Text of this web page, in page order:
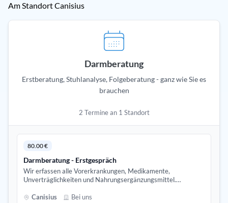
Am Standort Canisius
Darmberatung
Erstberatung, Stuhlanalyse, Folgeberatung - ganz wie Sie es
brauchen
2 Termine an 1 Standort
80.00 €
Darmberatung - Erstgespräch
Wir erfassen alle Vorerkrankungen, Medikamente,
Unverträglichkeiten und Nahrungsergänzungsmittel.
Vorgehen,
Canisius
Bei uns